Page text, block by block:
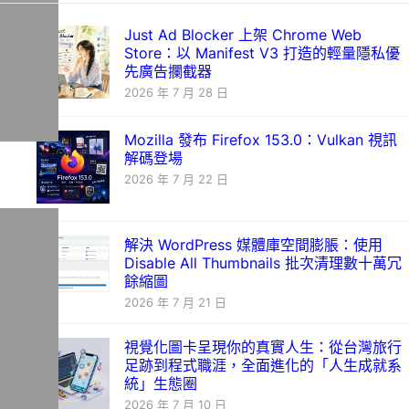
Just Ad Blocker 上架 Chrome Web
Store：以 Manifest V3 打造的輕量隱私優
先廣告攔截器
2026 年 7 月 28 日
Mozilla 發布 Firefox 153.0：Vulkan 視訊
解碼登場
2026 年 7 月 22 日
解決 WordPress 媒體庫空間膨脹：使用
Disable All Thumbnails 批次清理數十萬冗
餘縮圖
2026 年 7 月 21 日
視覺化圖卡呈現你的真實人生：從台灣旅行
足跡到程式職涯，全面進化的「人生成就系
統」生態圈
2026 年 7 月 10 日